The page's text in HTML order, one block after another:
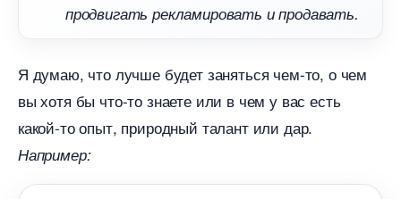
продвигать рекламировать и продавать.
Я думаю, что лучше будет заняться чем-то, о чем
ы хотя бы что-то знаете или в чем у вас есть
какой-то опыт, природный талант или дар.
Например: